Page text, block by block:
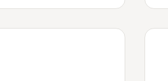
como funciona o